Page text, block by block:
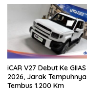
iCAR V27 Debut Ke GIIAS
2026, Jarak Tempuhnya
Tembus 1.200 Km